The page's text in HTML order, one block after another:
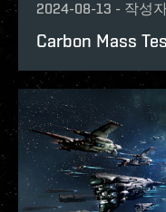
2024-08-13 - 작성
Carbon Mass